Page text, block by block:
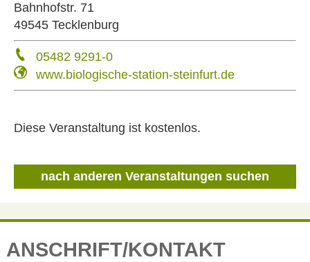
nach anderen Veranstaltungen suchen
Bahnhofstr. 71
49545 Tecklenburg
05482 9291-0
www.biologische-station-steinfurt.de
Diese Veranstaltung ist kostenlos.
ANSCHRIFT/KONTAKT